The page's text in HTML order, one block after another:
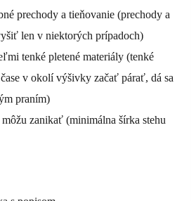
prechody a tieňovanie (prechody a
len v niektorých prípadoch)
tenké pletené materiály (tenké
v okolí výšivky začať párať, dá sa
praním)
zanikať (minimálna šírka stehu